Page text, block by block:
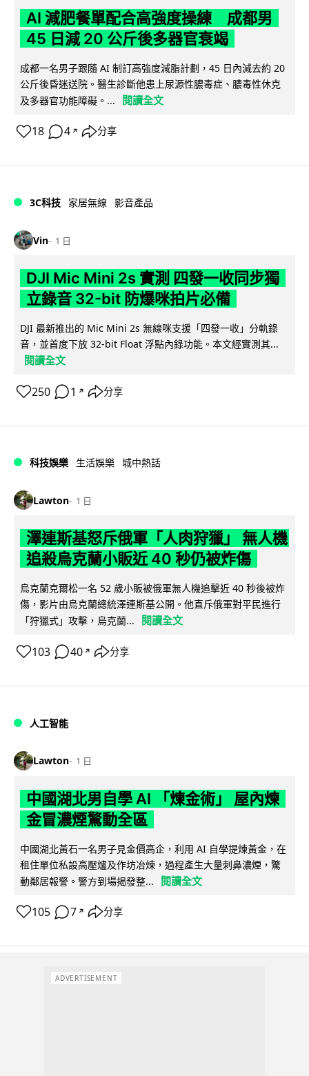
AI 減肥餐單配合高強度操練 成都男
45 日減 20 公斤後多器官衰竭
成都一名男子跟隨 AI 制訂高強度減脂計劃，45 日內減去約 20
公斤後昏迷送院。醫生診斷他患上尿源性膿毒症、膿毒性休克
及多器官功能障礙。...
閱讀全文
18 4 ↗ 分享
3C科技 家居無線 影音產品
Vin 1 日
DJI Mic Mini 2s 實測 四發一收同步獨
立錄音 32-bit 防爆咪拍片必備
DJI 最新推出的 Mic Mini 2s 無線咪支援「四發一收」分軌錄
音，並首度下放 32-bit Float 浮點內錄功能。本文經實測其...
閱讀全文
250 1 ↗ 分享
科技娛樂 生活娛樂 城中熱話
Lawton 1 日
澤連斯基怒斥俄軍「人肉狩獵」 無人機
追殺烏克蘭小販近 40 秒仍被炸傷
烏克蘭克爾松一名 52 歲小販被俄軍無人機追擊近 40 秒後被炸
傷，影片由烏克蘭總統澤連斯基公開。他直斥俄軍對平民進行
「狩獵式」攻擊，烏克蘭...
閱讀全文
103 40 ↗ 分享
人工智能
Lawton 1 日
中國湖北男自學 AI 「煉金術」 屋內煉
金冒濃煙驚動全區
中國湖北黃石一名男子見金價高企，利用 AI 自學提煉黃金，在
租住單位私設高壓爐及作坊冶煉，過程產生大量刺鼻濃煙，驚
動鄰居報警。警方到場揭發整...
閱讀全文
105 7 ↗ 分享
ADVERTISEMENT